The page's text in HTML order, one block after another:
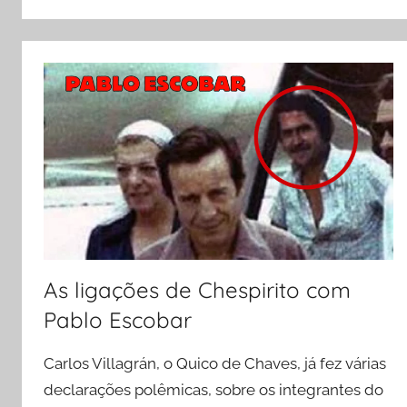
As ligações de Chespirito com
Pablo Escobar
Carlos Villagrán, o Quico de Chaves, já fez várias
declarações polêmicas, sobre os integrantes do